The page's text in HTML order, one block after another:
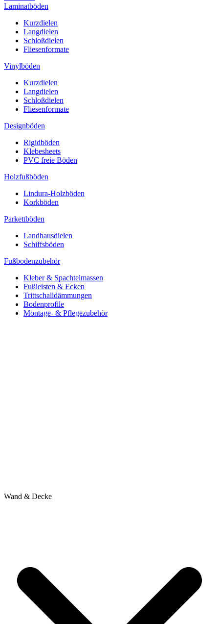
Laminatböden
Kurzdielen
Langdielen
Schloßdielen
Fliesenformate
Vinylböden
Kurzdielen
Langdielen
Schloßdielen
Fliesenformate
Designböden
Rigidböden
Klebesheets
PVC freie Böden
Holzfußböden
Lindura-Holzböden
Korkböden
Parkettböden
Landhausdielen
Schiffsböden
Fußbodenzubehör
Kleber & Spachtelmassen
Fußleisten & Ecken
Trittschalldämmungen
Bodenprofile
Montage- & Pflegezubehör
Wand & Decke